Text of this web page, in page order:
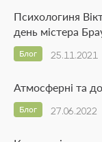
Психологиня
день містера
25.11.2021
Блог
Атмосферні та
27.06.2022
Блог